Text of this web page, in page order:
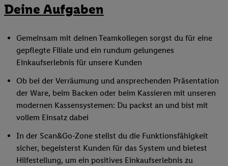
Deine Aufgaben
Gemeinsam mit deinen Teamkollegen sorgst du für eine
gepflegte Filiale und ein rundum gelungenes
Einkaufserlebnis für unsere Kunden
Ob bei der Verräumung und ansprechenden Präsentation
der Ware, beim Backen oder beim Kassieren mit unseren
modernen Kassensystemen: Du packst an und bist mit
vollem Einsatz dabei
In der Scan&Go-Zone stellst du die Funktionsfähigkeit
sicher, begeisterst Kunden für das System und bietest
Hilfestellung, um ein positives Einkaufserlebnis zu